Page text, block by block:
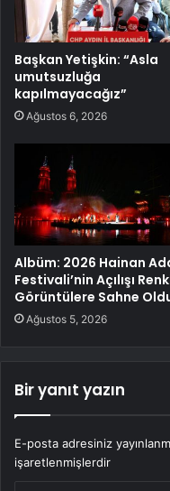
Başkan Yetişkin: “Asla
umutsuzluğa
kapılmayacağız”
Ağustos 6, 2026
Albüm: 2026 Hainan
Festivali’nin Açılışı
Görüntülere Sahne
Ağustos 5, 2026
Bir yanıt yazın
E-posta adresiniz
işaretlenmişlerdir